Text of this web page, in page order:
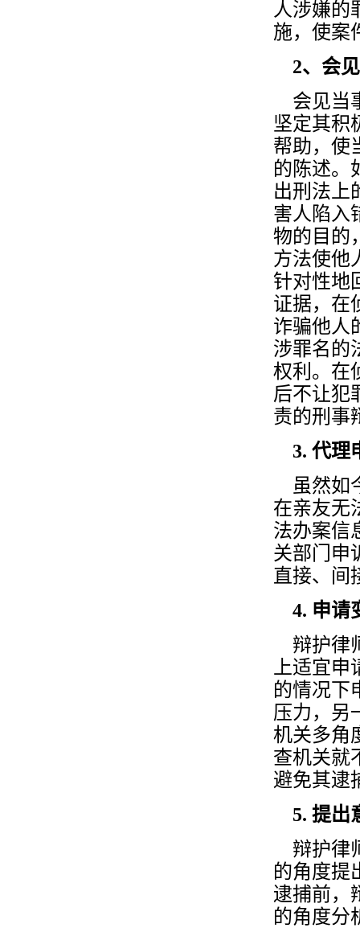
人涉嫌的
施，使案
2、会见
会见当
坚定其积
帮助，使
的陈述。
出刑法上
害人陷入
物的目的
方法使他
针对性地
证据，在
诈骗他人
涉罪名的
权利。在
后不让犯
责的刑事
3. 代理
虽然如
在亲友无
法办案信
关部门申
直接、间
4. 申请
辩护律
上适宜
的情况下
压力，另
机关多角
查机关就
避免其逮
5. 提出
辩护律
的角度提
逮捕前，
的角度分